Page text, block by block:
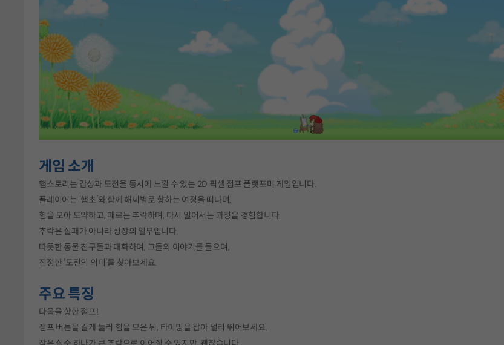
게임 소개
햄스토리는 감성과 도전을 동시에 느낄 수 있는 2D 픽셀 점프 플랫포머 게임입니다.
플레이어는 ‘햄초’와 함께 해씨별로 향하는 여정을 떠나며,
힘을 모아 도약하고, 때로는 추락하며, 다시 일어서는 과정을 경험합니다.
추락은 실패가 아니라 성장의 일부입니다.
따뜻한 동물 친구들과 대화하며, 그들의 이야기를 들으며,
진정한 ‘도전의 의미’를 찾아보세요.
주요 특징
다음을 향한 점프!
점프 버튼을 길게 눌러 힘을 모은 뒤, 타이밍을 잡아 멀리 뛰어보세요.